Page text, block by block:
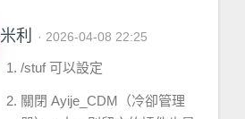
米利 · 2026-04-08 22:25
/stuf 可以設定
關閉 Ayije_CDM（冷卻管理